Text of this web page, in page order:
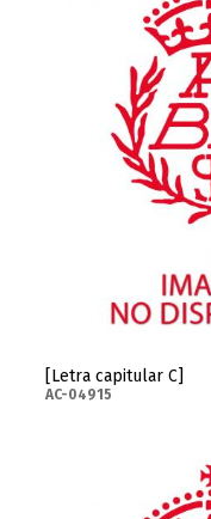
[Letra capitular C]
AC-04915